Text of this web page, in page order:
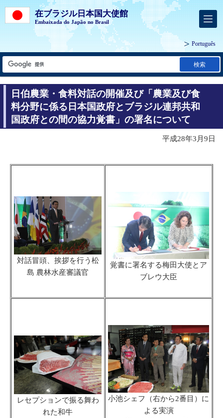
在ブラジル日本国大使館
Embaixada do Japão no Brasil
Português
検索
日伯農業・食料対話の開催及び「農業及び食
料分野に係る日本国政府とブラジル連邦共和
国政府との間の協力覚書」の署名について
平成28年3月9日
対話冒頭、挨拶を行う松
島 農林水産審議官
覚書に署名する梅田大使とア
ブレウ大臣
レセプションで振る舞わ
れた和牛
小池シェフ（右から2番目）に
よる実演